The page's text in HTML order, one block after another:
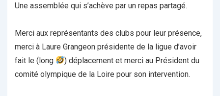
Une assemblée qui s’achève par un repas partagé.
Merci aux représentants des clubs pour leur présence,
merci à Laure Grangeon présidente de la ligue d’avoir
fait le (long
) déplacement et merci au Président du
comité olympique de la Loire pour son intervention.